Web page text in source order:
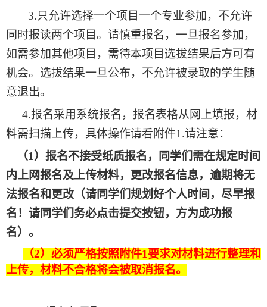
3.只允许选择一个项目一个专业参加， 不允许
同时报读两个项目 。 请慎重报名 ， 一旦报名参加，
如需参加其他项目 ， 需待本项目选拔结果后方可有
机会。 选拔结果一旦公布， 不允许被录取的学生随
意退出。
4.报名采用系统报名 ， 报名表格从网上填报， 材
料需扫描上传， 具体操作请看附件1.请注意：
（1 ） 报名不接受纸质报名 ，
同学们需在规定时间
内上网报名及上传材料， 更改报名信息， 逾期将无
法报名和更改 （请同学们规划好个人时间 ， 尽早报
名 ！ 请同学们务必点击提交按钮，方为成功报
名）。
（2） 必须严格按照附件1要求对材料进行整理和
上传， 材料不合格将会被取消报名。